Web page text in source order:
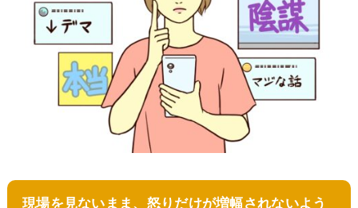
現場を見ないまま、怒りだけが増幅されないよう